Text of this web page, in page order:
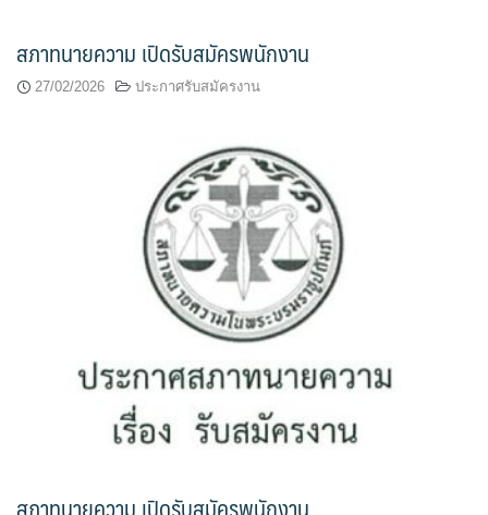
สภาทนายความ เปิดรับสมัครพนักงาน
27/02/2026 ประกาศรับสมัครงาน